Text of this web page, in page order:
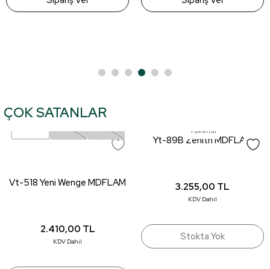
ÇOK SATANLAR
Vt-518 Yeni Wenge MDFLAM
2.410,00 TL
KDV Dahil
Tükendi
Yt-89B Zenith MDFLAM
3.255,00 TL
KDV Dahil
Stokta Yok